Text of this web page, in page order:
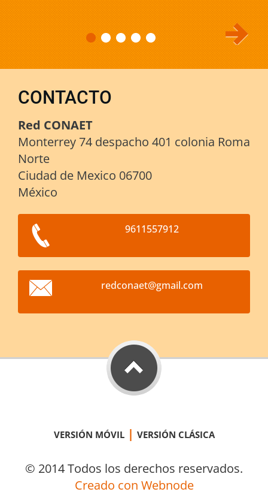
CONTACTO
Red CONAET
Monterrey 74 despacho 401 colonia Roma
Norte
Ciudad de Mexico 06700
México
9611557912
redconaet@gmail.com
VERSIÓN MÓVIL | VERSIÓN CLÁSICA
© 2014 Todos los derechos reservados.
Creado con Webnode